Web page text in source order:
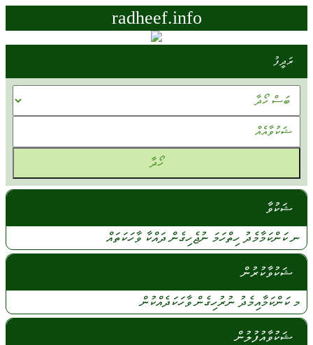
radheef.info
ރަދީފު
ޝަކުވާ
ނކަންކަމާމެދު ހިތްހަމަ ނުޖެހިގެންދައްކާވާހަކަތައް
ޝަކުވާކުރުން
މކަންކަމާއިމެދު ނުރުހިގެންވާހަކަދެއްކުން
ޝަކުވާއުފުލުން